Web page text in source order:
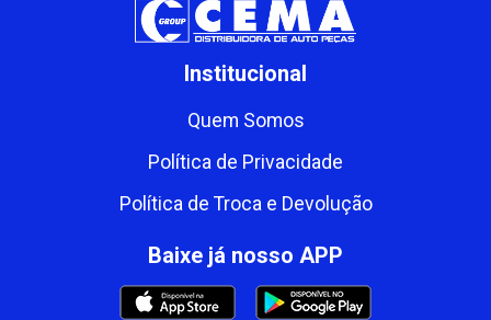
Institucional
Quem Somos
Política de Privacidade
Política de Troca e Devolução
Baixe já nosso APP